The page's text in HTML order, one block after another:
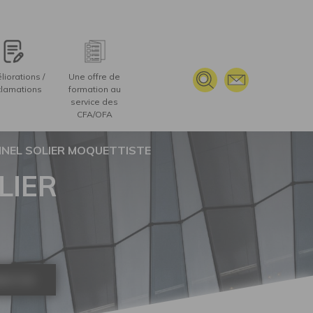
/
Une offre de
formation au
service des
CFA/OFA
SOLIER MOQUETTISTE